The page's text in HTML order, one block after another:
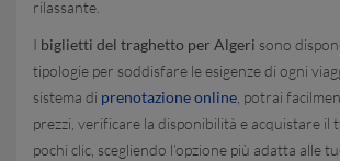
rilassante.
I biglietti del traghetto per Algeri sono
tipologie per soddisfare le esigenze di ogni
sistema di prenotazione online , potrai
prezzi, verificare la disponibilità e acquistare il
pochi clic, scegliendo l’opzione più adatta alle